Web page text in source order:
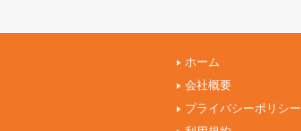
ホーム
会社概要
プライバシーポリシー